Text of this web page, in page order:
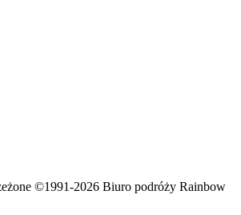
©1991-2026 Biuro podróży Rainbow